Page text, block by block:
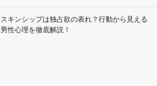
スキンシップは独占欲の表れ？行動から見える
男性心理を徹底解説！